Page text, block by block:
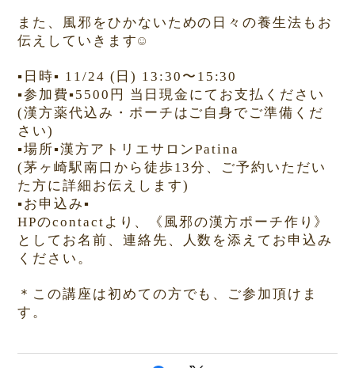
また、風邪をひかないための日々の養生法もお
伝えしていきます☺︎
▪️ 日時▪️ 11/24 (日) 13:30〜15:30
▪️参加費▪️5500 円
当日現金にてお支払ください
(漢方薬代込み・ポーチはご自身でご準備くだ
さい)
▪️場所▪️漢方アトリエサロンPatina
(茅ヶ崎駅南口から徒歩13分、ご予約いただい
た方に詳細お伝えします)
▪️お申込み ▪️
HPのcontact より、《風邪の漢方ポーチ作り》
としてお名前、連絡先、人数を添えてお申込み
ください。
＊この講座は初めての方でも、ご参加頂けま
す。